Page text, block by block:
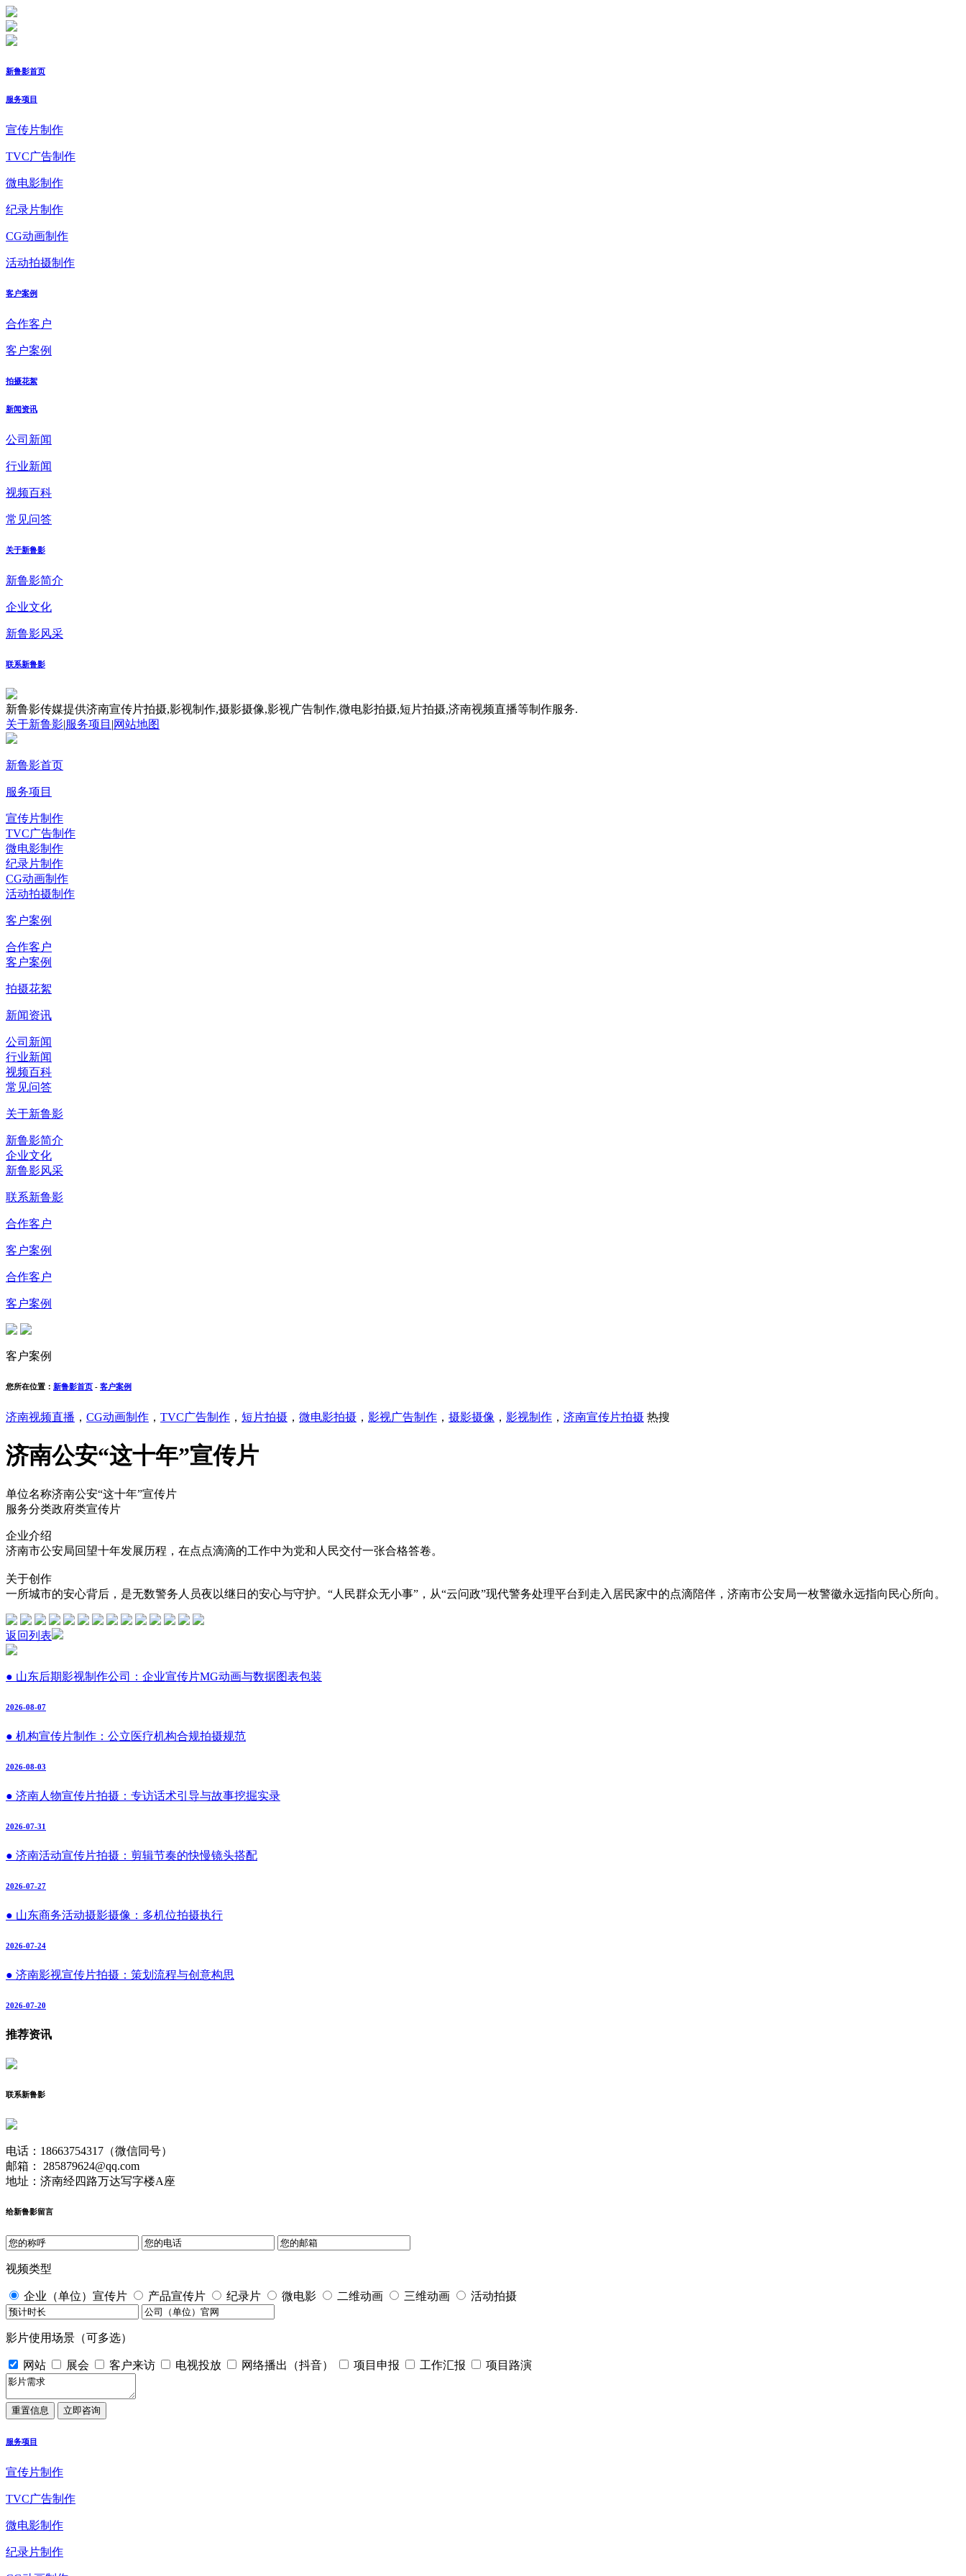
新鲁影首页
服务项目
宣传片制作
TVC广告制作
微电影制作
纪录片制作
CG动画制作
活动拍摄制作
客户案例
合作客户
客户案例
拍摄花絮
新闻资讯
公司新闻
行业新闻
视频百科
常见问答
关于新鲁影
新鲁影简介
企业文化
新鲁影风采
联系新鲁影
新鲁影传媒提供济南宣传片拍摄,影视制作,摄影摄像,影视广告制作,微电影拍摄,短片拍摄,济南视频直播等制作服务.
关于新鲁影|服务项目 |网站地图
新鲁影首页
服务项目
宣传片制作
TVC广告制作
微电影制作
纪录片制作
CG动画制作
活动拍摄制作
客户案例
合作客户
客户案例
拍摄花絮
新闻资讯
公司新闻
行业新闻
视频百科
常见问答
关于新鲁影
新鲁影简介
企业文化
新鲁影风采
联系新鲁影
合作客户
客户案例
合作客户
客户案例
客户案例
您所在位置： 新鲁影首页 - 客户案例
济南视频直播 ， CG动画制作 ， TVC广告制作 ， 短片拍摄 ， 微电影拍摄 ， 影视广告制作 ， 摄影摄像 ， 影视制作 ， 济南宣传片拍摄 热搜
济南公安“这十年”宣传片
单位名称济南公安“这十年”宣传片
服务分类政府类宣传片
企业介绍
济南市公安局回望十年发展历程，在点点滴滴的工作中为党和人民交付一张合格答卷。
关于创作
一所城市的安心背后，是无数警务人员夜以继日的安心与守护。“人民群众无小事”，从“云问政”现代警务处理平台到走入居民家中的点滴陪伴，济南市公安局一枚警徽永远指向民心所向。
返回列表
● 山东后期影视制作公司：企业宣传片MG动画与数据图表包装
2026-08-07
● 机构宣传片制作：公立医疗机构合规拍摄规范
2026-08-03
● 济南人物宣传片拍摄：专访话术引导与故事挖掘实录
2026-07-31
● 济南活动宣传片拍摄：剪辑节奏的快慢镜头搭配
2026-07-27
● 山东商务活动摄影摄像：多机位拍摄执行
2026-07-24
● 济南影视宣传片拍摄：策划流程与创意构思
2026-07-20
推荐资讯
联系新鲁影
电话：18663754317（微信同号）
邮箱： 285879624@qq.com
地址：济南经四路万达写字楼A座
给新鲁影留言
视频类型
企业（单位）宣传片 产品宣传片 纪录片 微电影 二维动画 三维动画 活动拍摄
影片使用场景（可多选）
网站 展会 客户来访 电视投放 网络播出（抖音） 项目申报 工作汇报 项目路演
服务项目
宣传片制作
TVC广告制作
微电影制作
纪录片制作